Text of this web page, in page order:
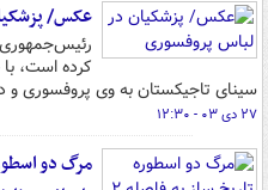
عکس/
رئیس‌جمهوری
کرده است،
سینای تاجیکستان به وی پروفسوری و
۲۷ دی ۰۳ - ۱۲:۳۰